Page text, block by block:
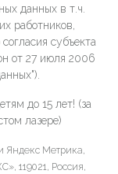
данных в т.ч.
работников,
субъекта
от 27 июля 2006
до 15 лет! (за
лазере)
Яндекс Метрика,
119021, Россия,